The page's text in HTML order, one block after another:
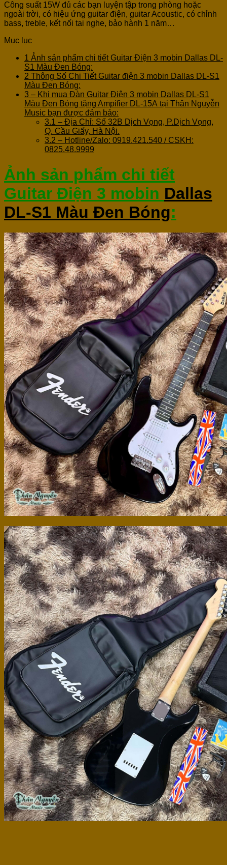
Công suất 15W đủ các bạn luyện tập trong phòng hoặc
ngoài trời, có hiệu ứng guitar điện, guitar Acoustic, có chỉnh
bass, treble, kết nối tai nghe, bảo hành 1 năm…
Mục lục
1 Ảnh sản phẩm chi tiết Guitar Điện 3 mobin Dallas DL-
S1 Màu Đen Bóng:
2 Thông Số Chi Tiết Guitar điện 3 mobin Dallas DL-S1
Màu Đen Bóng:
3 – Khi mua Đàn Guitar Điện 3 mobin Dallas DL-S1
Màu Đen Bóng tặng Ampifier DL-15A tại Thân Nguyễn
Music bạn được đảm bảo:
3.1 – Địa Chỉ: Số 32B Dịch Vọng, P.Dịch Vọng,
Q. Cầu Giấy, Hà Nội.
3.2 – Hotline/Zalo: 0919.421.540 / CSKH:
0825.48.9999
Ảnh sản phẩm chi tiết
Guitar Điện 3 mobin Dallas
DL-S1 Màu Đen Bóng: